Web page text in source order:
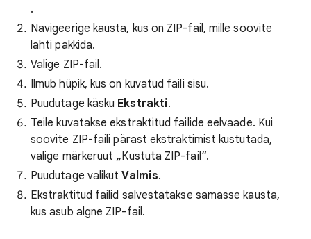
.
Navigeerige kausta, kus on ZIP-fail, mille soovite
lahti pakkida.
Valige ZIP-fail.
Ilmub hüpik, kus on kuvatud faili sisu.
Puudutage käsku Ekstrakti.
Teile kuvatakse ekstraktitud failide eelvaade. Kui
soovite ZIP-faili pärast ekstraktimist kustutada,
valige märkeruut „Kustuta ZIP-fail“.
Puudutage valikutValmis.
Ekstraktitud failid salvestatakse samasse kausta,
kus asub algne ZIP-fail.